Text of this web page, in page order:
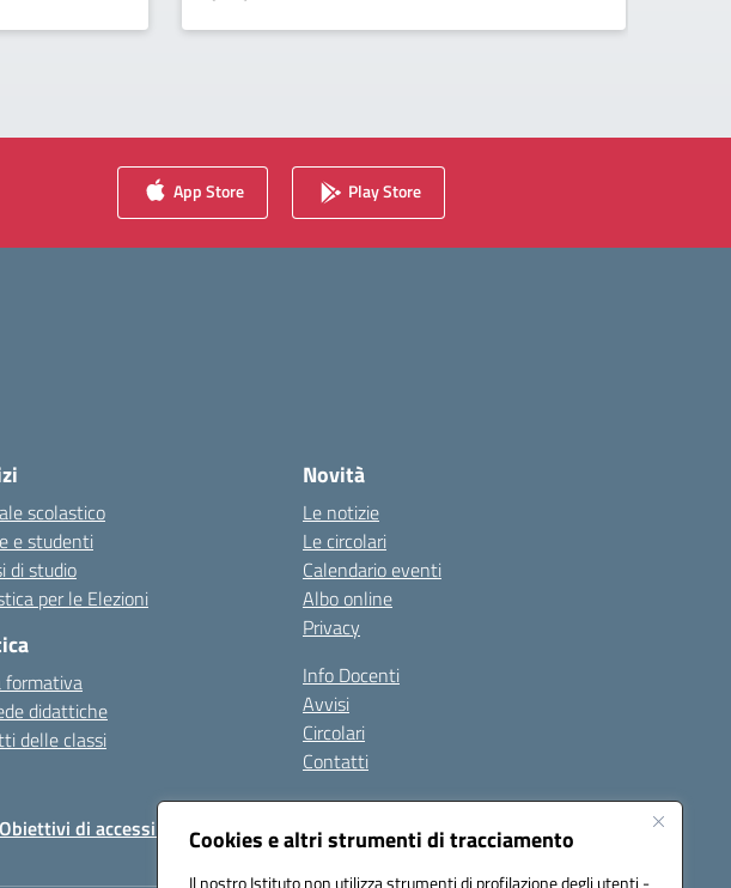
Cookies e altri strumenti di tracciamento
Il nostro Istituto non utilizza strumenti di profilazione degli utenti -
App Store Play Store
scolastico
e studenti
di studio
per le Elezioni
formativa
didattiche
delle classi
Novità
Le notizie
Le circolari
Calendario eventi
Albo online
Privacy
Info Docenti
Avvisi
Circolari
Contatti
Obiettivi di accessibilità Seguici su: